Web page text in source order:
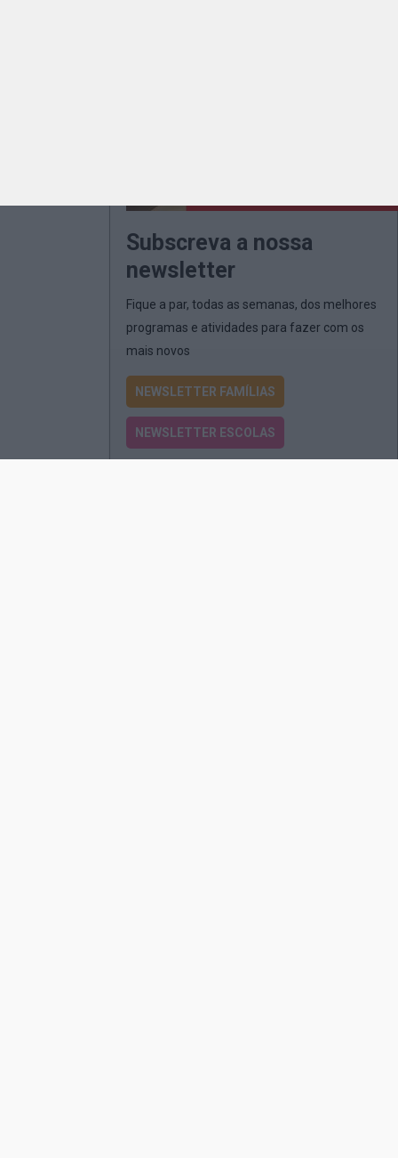
Subscreva a nossa
newsletter
Fique a par, todas as semanas, dos melhores
programas e atividades para fazer com os
mais novos
NEWSLETTER FAMÍLIAS
NEWSLETTER ESCOLAS